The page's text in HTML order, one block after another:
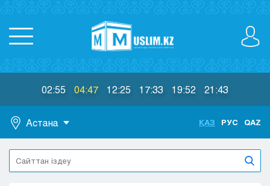
02:55 04:47 12:25 17:33 19:52 21:43
Астана
Астана
Алматы
ҚАЗ РУС QAZ